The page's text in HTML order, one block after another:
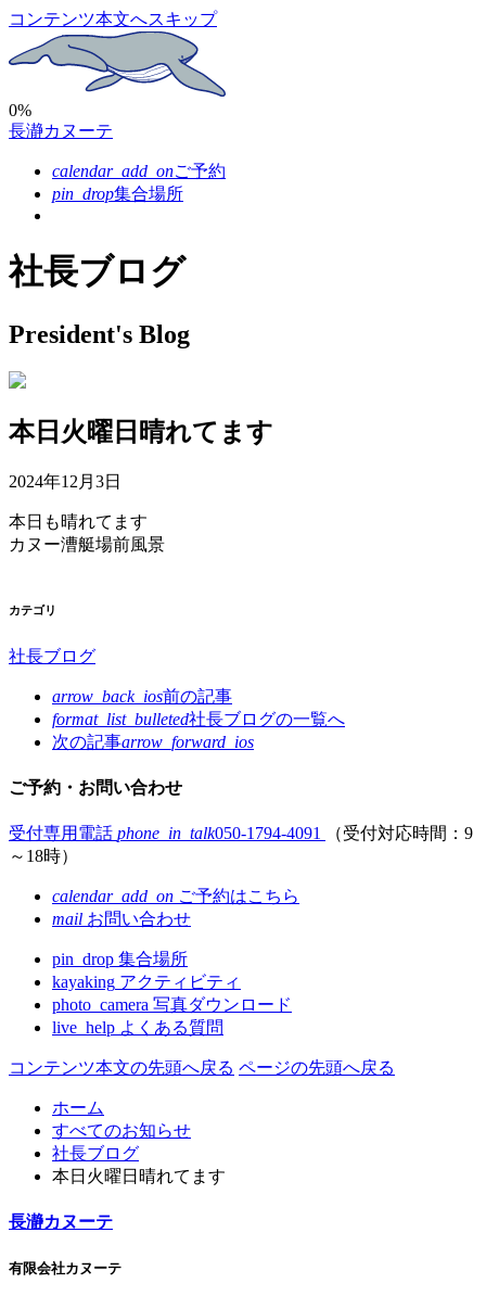
コンテンツ本文へスキップ
0%
長瀞カヌーテ
calendar_add_onご予約
pin_drop集合場所
社長ブログ
President's Blog
本日火曜日晴れてます
2024年12月3日
本日も晴れてます
カヌー漕艇場前風景
カテゴリ
社長ブログ
arrow_back_ios前の記事
format_list_bulleted社長ブログの一覧へ
次の記事arrow_forward_ios
ご予約・お問い合わせ
受付専用電話 phone_in_talk050-1794-4091
（受付対応時間：9
～18時）
calendar_add_on ご予約はこちら
mail お問い合わせ
pin_drop 集合場所
kayaking アクティビティ
photo_camera 写真ダウンロード
live_help よくある質問
コンテンツ本文の先頭へ戻る ページの先頭へ戻る
ホーム
すべてのお知らせ
社長ブログ
本日火曜日晴れてます
長瀞カヌーテ
有限会社カヌーテ